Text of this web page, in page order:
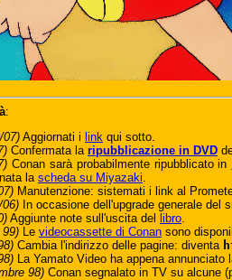
:
07)Aggiornati i link qui sotto.
Confermata la ripubblicazione in DVD
Conan sarà probabilmente ripubblicato in
la scheda su Miyazaki
Manutenzione: sistemati i link al
06) In occasione dell'upgrade generale del
Aggiunte note sull'uscita del libro
Le videocassette di Conan sono
Cambia l'indirizzo delle pagine: diventa
La Yamato Video ha appena annunciato
98) Conan segnalato in TV su alcune